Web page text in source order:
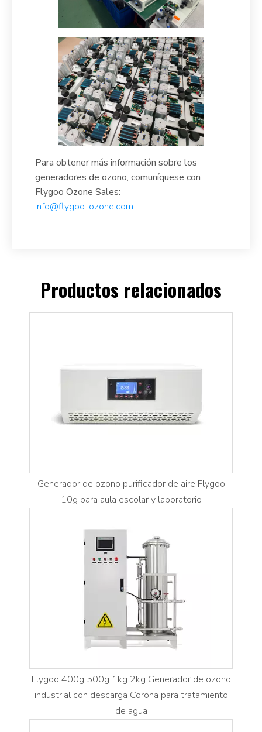
Para obtener más información sobre los
generadores de ozono, comuníquese con
Flygoo Ozone Sales:
info@flygoo-ozone.com
Productos relacionados
Generador de ozono purificador de aire Flygoo
10g para aula escolar y laboratorio
Flygoo 400g 500g 1kg 2kg Generador de ozono
industrial con descarga Corona para tratamiento
de agua